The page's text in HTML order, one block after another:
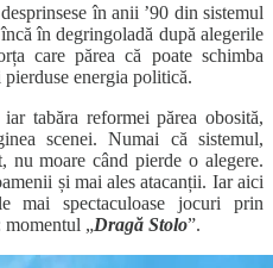
în anii ’90 din sistemul
în degringoladă după alegerile
care părea că poate schimba
energia politică.
tabăra reformei părea obosită,
scenei. Numai că sistemul,
nu moare când pierde o alegere.
și mai ales atacanții. Iar aici
mai spectaculoase jocuri prin
momentul „Dragă Stolo”.